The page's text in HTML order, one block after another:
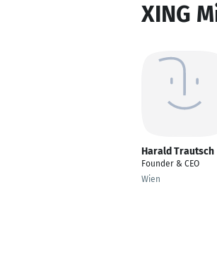
XING
Harald Trautsch
Founder & CEO
Wien